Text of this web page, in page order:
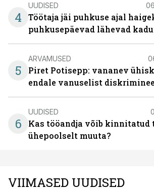
4
UUDISED
Töötaja jäi puhkuse ajal
puhkusepäevad lähevad
5
ARVAMUSED
Piret Potisepp: vananev
endale vanuselist
6
UUDISED
Kas tööandja võib kinnitatud
ühepoolselt muuta?
VIIMASED UUDISED